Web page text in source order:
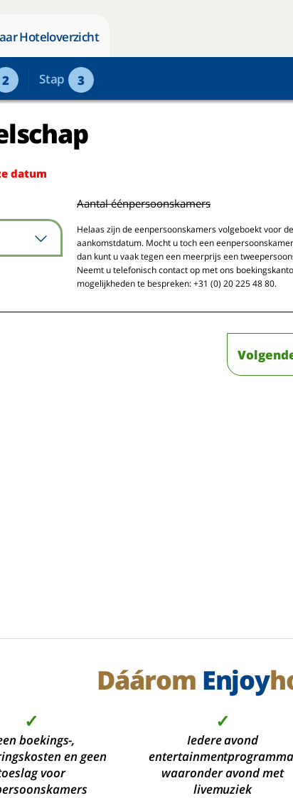
Hoteloverzicht
2 Stap 3
datum
Aantal éénpersoonskamers
Helaas zijn de eenpersoonskamers volgeboekt voor
aankomstdatum. Mocht u toch een
dan kunt u vaak tegen een meerprijs een
Neemt u telefonisch contact op met ons
mogelijkheden te bespreken: +31 (0) 20 225 48 80.
Dáárom Enjoy
✓
boekings-,
en geen
voor
✓
Iedere avond
waaronder avond met
livemuziek